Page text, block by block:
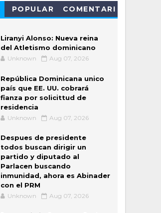
POPULAR
COMENTARI
Liranyi Alonso: Nueva reina
del Atletismo dominicano
Unknown Aug 07, 2026
República Dominicana unico
país que EE. UU. cobrará
fianza por solicittud de
residencia
Unknown Aug 07, 2026
Despues de presidente
todos buscan dirigir un
partido y diputado al
Parlacen buscando
inmunidad, ahora es Abinader
con el PRM
Unknown Aug 07, 2026